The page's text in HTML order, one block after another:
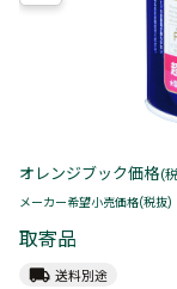
オレンジブック価格(
メーカー希望小売価格(税抜)
取寄品
local_shipping 送料別途